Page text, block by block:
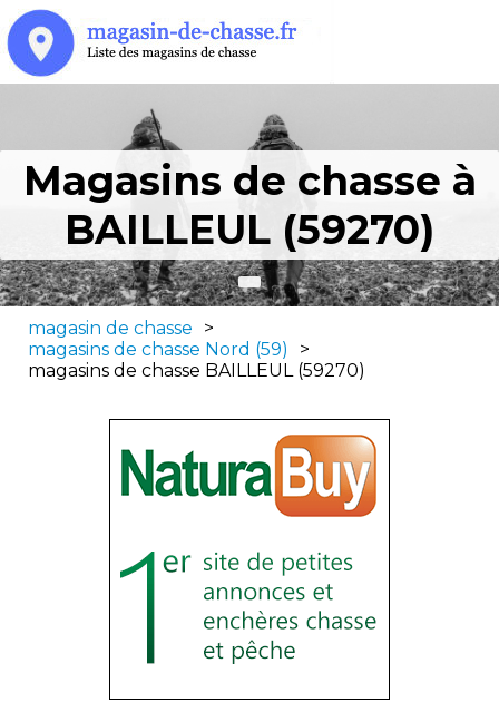
Magasins de chasse à
BAILLEUL (59270)
magasin de chasse
>
magasins de chasse Nord (59)
>
magasins de chasse BAILLEUL (59270)